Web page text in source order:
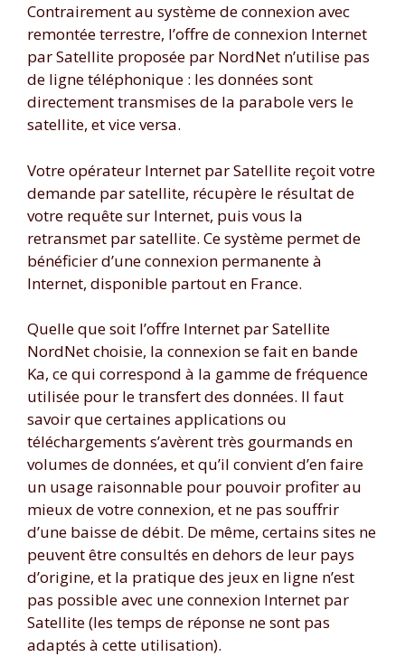
Contrairement au système de connexion avec
remontée terrestre, l’offre de connexion Internet
par Satellite proposée par NordNet n’utilise pas
de ligne téléphonique : les données sont
directement transmises de la parabole vers le
satellite, et vice versa.
Votre opérateur Internet par Satellite reçoit votre
demande par satellite, récupère le résultat de
votre requête sur Internet, puis vous la
retransmet par satellite. Ce système permet de
bénéficier d’une connexion permanente à
Internet, disponible partout en France.
Quelle que soit l’offre Internet par Satellite
NordNet choisie, la connexion se fait en bande
Ka, ce qui correspond à la gamme de fréquence
utilisée pour le transfert des données. Il faut
savoir que certaines applications ou
téléchargements s’avèrent très gourmands en
volumes de données, et qu’il convient d’en faire
un usage raisonnable pour pouvoir profiter au
mieux de votre connexion, et ne pas souffrir
d’une baisse de débit. De même, certains sites ne
peuvent être consultés en dehors de leur pays
d’origine, et la pratique des jeux en ligne n’est
pas possible avec une connexion Internet par
Satellite (les temps de réponse ne sont pas
adaptés à cette utilisation).